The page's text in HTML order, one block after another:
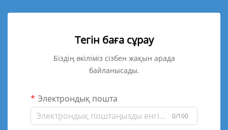
Тегін баға сұрау
Біздің өкіліміз сізбен жақын арада
байланысады.
Электрондық пошта
0/100